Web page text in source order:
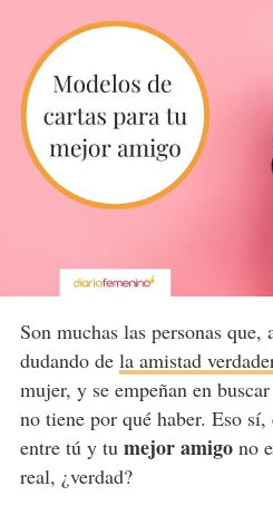
Son muchas las personas que,
dudando de la amistad
mujer, y se empeñan en
no tiene por qué haber. Eso
entre tú y tu mejor amigono
real, ¿verdad?